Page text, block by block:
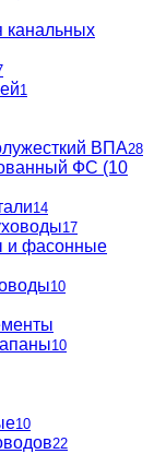
канальных
1
ВПА28
ФС (10
14
17
и фасонные
10
10
10
22